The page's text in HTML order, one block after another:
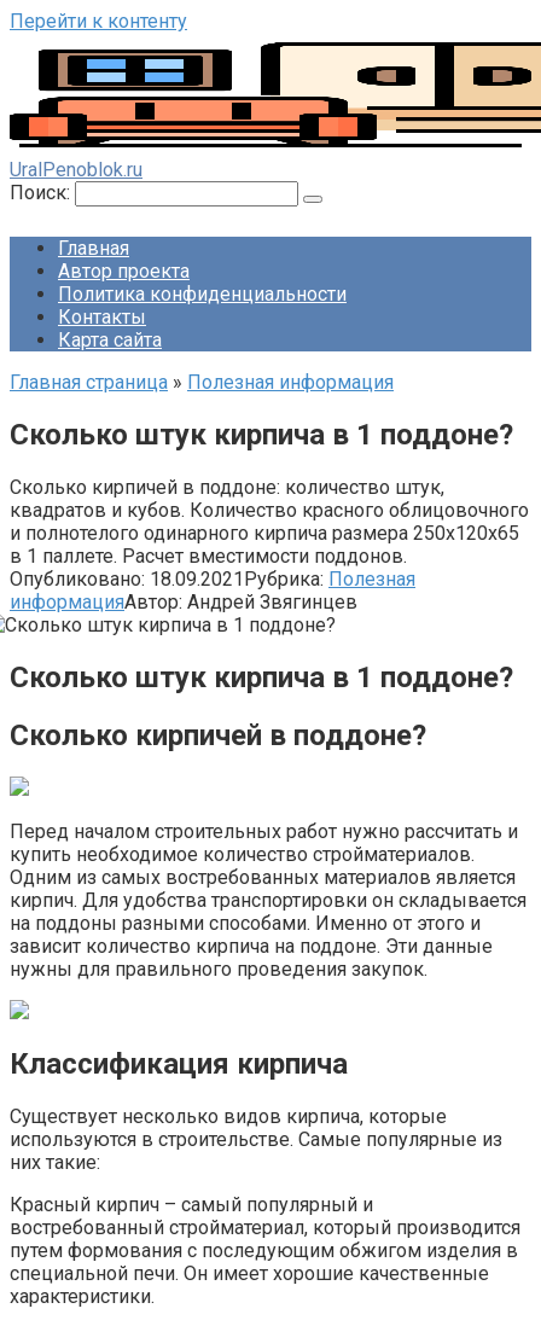
Перейти к контенту
UralPenoblok.ru
Поиск:
Главная
Автор проекта
Политика конфиденциальности
Контакты
Карта сайта
Главная страница » Полезная информация
Сколько штук кирпича в 1 поддоне?
Сколько кирпичей в поддоне: количество штук,
квадратов и кубов. Количество красного облицовочного
и полнотелого одинарного кирпича размера 250х120х65
в 1 паллете. Расчет вместимости поддонов.
Опубликовано: 18.09.2021Рубрика: Полезная
информацияАвтор: Андрей Звягинцев
Сколько штук кирпича в 1 поддоне?
Сколько кирпичей в поддоне?
Перед началом строительных работ нужно рассчитать и
купить необходимое количество стройматериалов.
Одним из самых востребованных материалов является
кирпич. Для удобства транспортировки он складывается
на поддоны разными способами. Именно от этого и
зависит количество кирпича на поддоне. Эти данные
нужны для правильного проведения закупок.
Классификация кирпича
Существует несколько видов кирпича, которые
используются в строительстве. Самые популярные из
них такие:
Красный кирпич – самый популярный и
востребованный стройматериал, который производится
путем формования с последующим обжигом изделия в
специальной печи. Он имеет хорошие качественные
характеристики.